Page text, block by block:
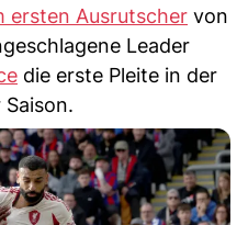
ersten Ausrutscher von
Leader
die erste Pleite in der
Saison.